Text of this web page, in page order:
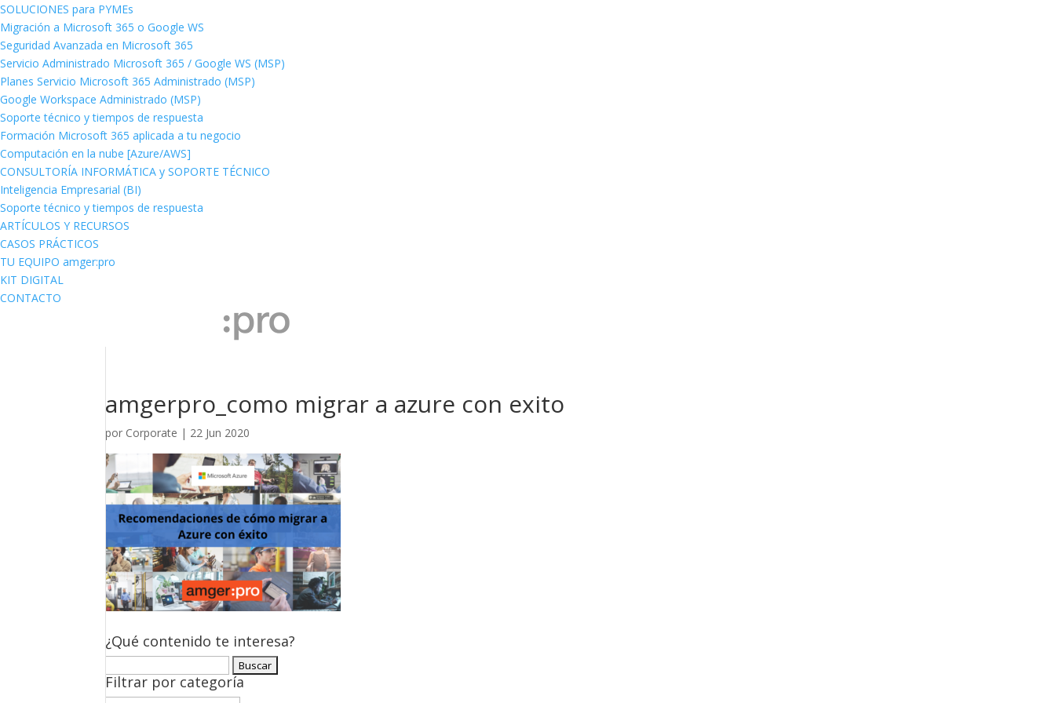
SOLUCIONES para PYMEs
Migración a Microsoft 365 o Google WS
Seguridad Avanzada en Microsoft 365
Servicio Administrado Microsoft 365 / Google WS (MSP)
Planes Servicio Microsoft 365 Administrado (MSP)
Google Workspace Administrado (MSP)
Soporte técnico y tiempos de respuesta
Formación Microsoft 365 aplicada a tu negocio
Computación en la nube [Azure/AWS]
CONSULTORÍA INFORMÁTICA y SOPORTE TÉCNICO
Inteligencia Empresarial (BI)
Soporte técnico y tiempos de respuesta
ARTÍCULOS Y RECURSOS
CASOS PRÁCTICOS
TU EQUIPO amger:pro
KIT DIGITAL
CONTACTO
amgerpro_como migrar a azure con exito
por Corporate | 22 Jun 2020
¿Qué contenido te interesa?
Filtrar por categoría